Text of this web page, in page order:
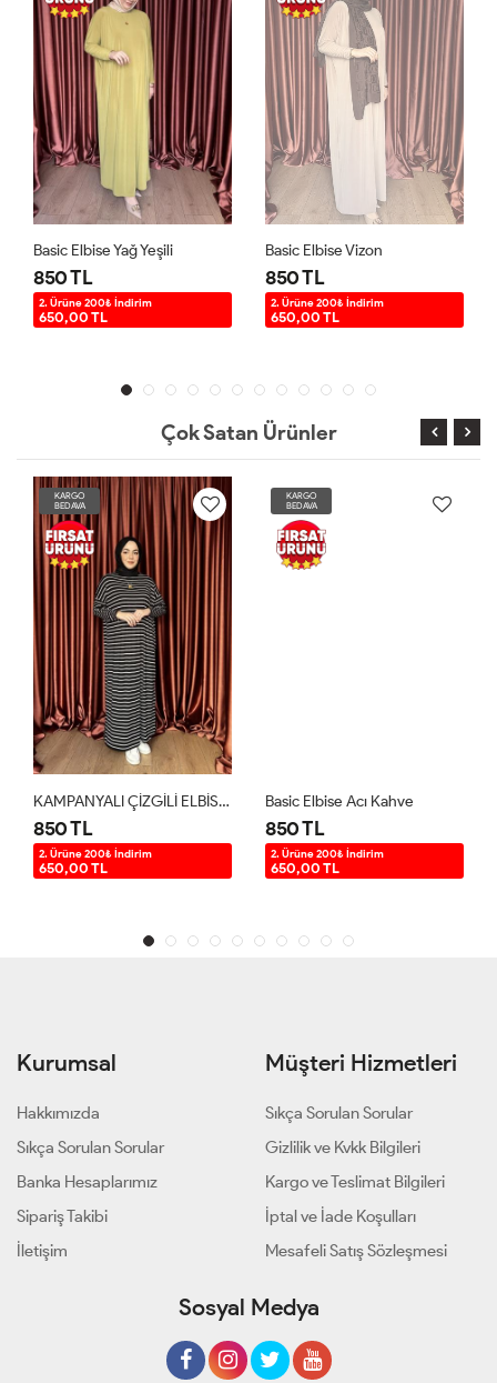
Basic Elbise Yağ Yeşili
850 TL
2. Ürüne 200₺ İndirim
650,00 TL
Basic Elbise Vizon
850 TL
2. Ürüne 200₺ İndirim
650,00 TL
Çok Satan Ürünler
KARGO
BEDAVA
KAMPANYALI ÇİZGİLİ ELBİSE Siyah
850 TL
2. Ürüne 200₺ İndirim
650,00 TL
KARGO
BEDAVA
Basic Elbise Acı Kahve
850 TL
2. Ürüne 200₺ İndirim
650,00 TL
Kurumsal
Hakkımızda
Sıkça Sorulan Sorular
Banka Hesaplarımız
Sipariş Takibi
İletişim
Müşteri Hizmetleri
Sıkça Sorulan Sorular
Gizlilik ve Kvkk Bilgileri
Kargo ve Teslimat Bilgileri
İptal ve İade Koşulları
Mesafeli Satış Sözleşmesi
Sosyal Medya